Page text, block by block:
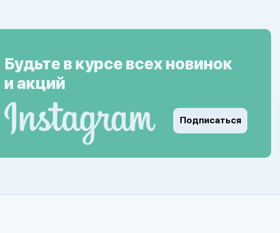
Будьте в курсе всех новинок
и акций
Подписаться